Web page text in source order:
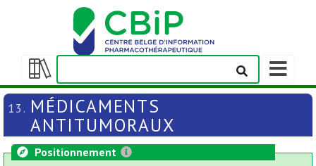
Afficher/masquer
la
table
des
matières
Afficher/
la
barre
13. MÉDICAMENTS
ANTITUMORAUX
Positionnement